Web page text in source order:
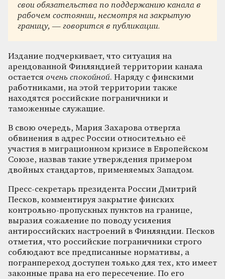
свои обязательства по поддержанию канала в
рабочем состоянии, несмотря на закрытую
границу, — говорится в публикации.
Издание подчеркивает, что ситуация на
арендованной Финляндией территории канала
остается очень спокойной. Наряду с финскими
работниками, на этой территории также
находятся российские пограничники и
таможенные служащие.
В свою очередь, Мария Захарова отвергла
обвинения в адрес России относительно её
участия в миграционном кризисе в Европейском
Союзе, назвав такие утверждения примером
двойных стандартов, применяемых Западом.
Пресс-секретарь президента России Дмитрий
Песков, комментируя закрытие финских
контрольно-пропускных пунктов на границе,
выразил сожаление по поводу усиления
антироссийских настроений в Финляндии. Песков
отметил, что российские пограничники строго
соблюдают все предписанные нормативы, а
погранпереход доступен только для тех, кто имеет
законные права на его пересечение. По его